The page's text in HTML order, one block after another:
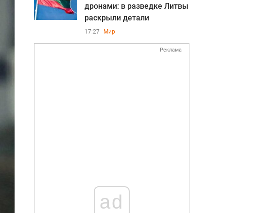
дронами: в разведке Литвы
раскрыли детали
17:27 Мир
Реклама
ad